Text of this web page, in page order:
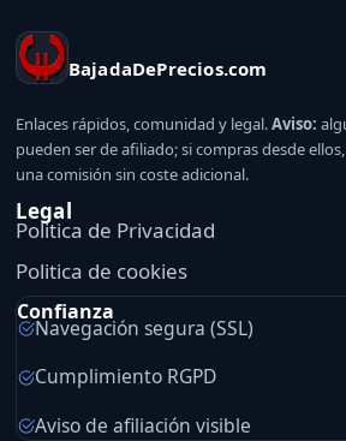
BajadaDePrecios.com
Enlaces rápidos, comunidad y legal.Aviso:
pueden ser de afiliado; si compras desde
una comisión sin coste adicional.
Legal
Politica de Privacidad
Politica de cookies
Confianza
Navegación segura (SSL)
Cumplimiento RGPD
Aviso de afiliación visible